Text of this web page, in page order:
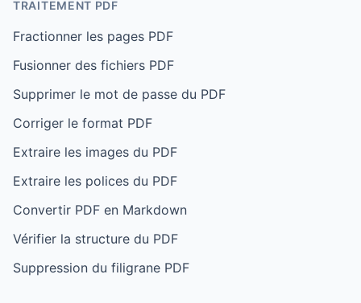
TRAITEMENT PDF
Fractionner les pages PDF
Fusionner des fichiers PDF
Supprimer le mot de passe du PDF
Corriger le format PDF
Extraire les images du PDF
Extraire les polices du PDF
Convertir PDF en Markdown
Vérifier la structure du PDF
Suppression du filigrane PDF